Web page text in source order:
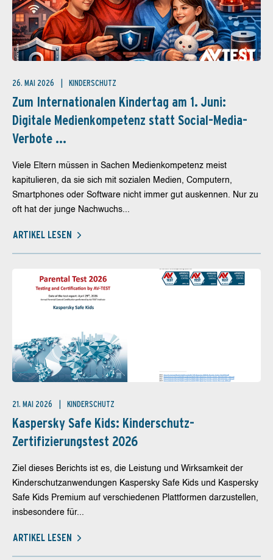
26. MAI 2026 KINDERSCHUTZ
Zum Internationalen Kindertag am 1. Juni:
Digitale Medienkompetenz statt Social-Media-
Verbote ...
Viele Eltern müssen in Sachen Medienkompetenz meist
kapitulieren, da sie sich mit sozialen Medien, Computern,
Smartphones oder Software nicht immer gut auskennen. Nur zu
oft hat der junge Nachwuchs...
ARTIKEL LESEN
21. MAI 2026 KINDERSCHUTZ
Kaspersky Safe Kids: Kinderschutz-
Zertifizierungstest 2026
Ziel dieses Berichts ist es, die Leistung und Wirksamkeit der
Kinderschutzanwendungen Kaspersky Safe Kids und Kaspersky
Safe Kids Premium auf verschiedenen Plattformen darzustellen,
insbesondere für...
ARTIKEL LESEN